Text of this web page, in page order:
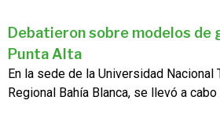
Debatieron sobre modelos de
Punta Alta
En la sede de la Universidad Nacional
Regional Bahía Blanca, se llevó a